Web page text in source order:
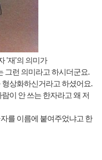
'재'의 의미가
그런 의미라고 하시더군요.
상화하신거라고 하셨어요.
이 안 쓰는 한자라고 왜 저
를 이름에 붙여주었냐고 한